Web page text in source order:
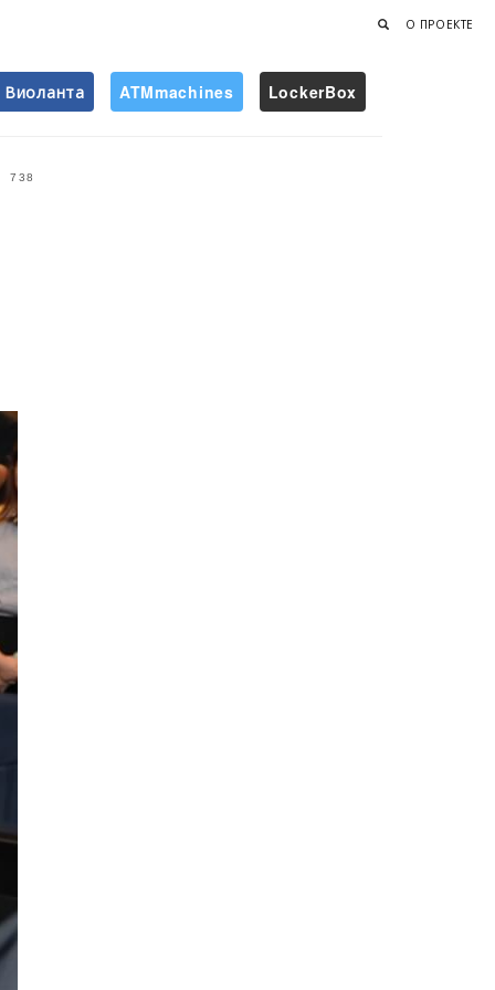
О ПРОЕКТЕ
Виоланта ATMmachines LockerBox
738